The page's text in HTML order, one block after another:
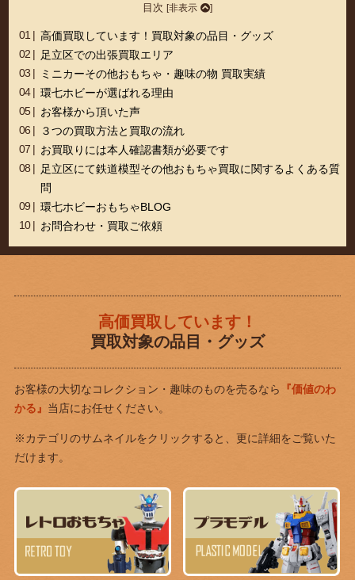
目次 [非表示 ]
高価買取しています！買取対象の品目・グッズ
足立区での出張買取エリア
ミニカーその他おもちゃ・趣味の物 買取実績
環七ホビーが選ばれる理由
お客様から頂いた声
３つの買取方法と買取の流れ
お買取りには本人確認書類が必要です
足立区にて鉄道模型その他おもちゃ買取に関するよくある質
問
環七ホビーおもちゃBLOG
お問合わせ・買取ご依頼
高価買取しています！
買取対象の品目・グッズ
お客様の大切なコレクション・趣味のものを売るなら
『価値のわ
かる』 当店にお任せください。
※カテゴリのサムネイルをクリックすると、更に詳細をご覧いた
だけます。